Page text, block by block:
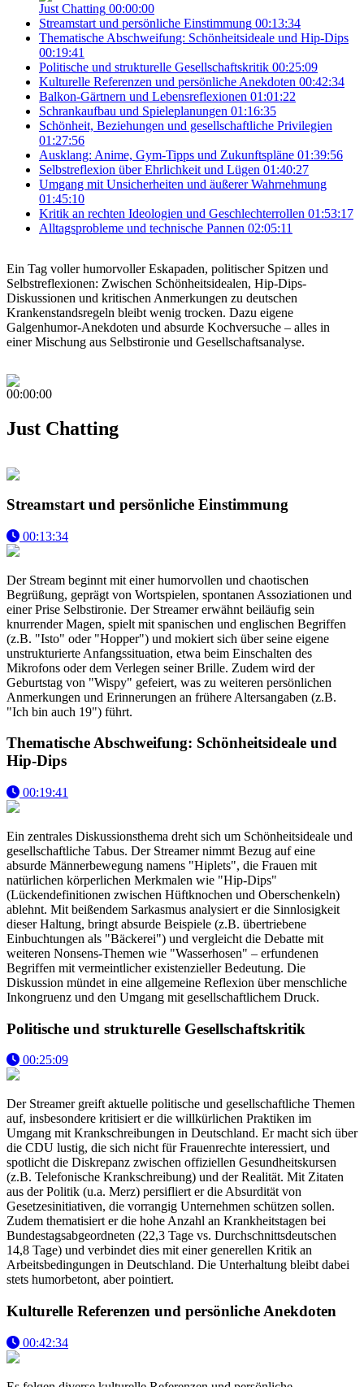
Just Chatting 00:00:00
Streamstart und persönliche Einstimmung 00:13:34
Thematische Abschweifung: Schönheitsideale und Hip-Dips
00:19:41
Politische und strukturelle Gesellschaftskritik 00:25:09
Kulturelle Referenzen und persönliche Anekdoten 00:42:34
Balkon-Gärtnern und Lebensreflexionen 01:01:22
Schrankaufbau und Spieleplanungen 01:16:35
Schönheit, Beziehungen und gesellschaftliche Privilegien
01:27:56
Ausklang: Anime, Gym-Tipps und Zukunftspläne 01:39:56
Selbstreflexion über Ehrlichkeit und Lügen 01:40:27
Umgang mit Unsicherheiten und äußerer Wahrnehmung
01:45:10
Kritik an rechten Ideologien und Geschlechterrollen 01:53:17
Alltagsprobleme und technische Pannen 02:05:11
Ein Tag voller humorvoller Eskapaden, politischer Spitzen und
Selbstreflexionen: Zwischen Schönheitsidealen, Hip-Dips-
Diskussionen und kritischen Anmerkungen zu deutschen
Krankenstandsregeln bleibt wenig trocken. Dazu eigene
Galgenhumor-Anekdoten und absurde Kochversuche – alles in
einer Mischung aus Selbstironie und Gesellschaftsanalyse.
00:00:00
Just Chatting
Streamstart und persönliche Einstimmung
00:13:34
Der Stream beginnt mit einer humorvollen und chaotischen
Begrüßung, geprägt von Wortspielen, spontanen Assoziationen und
einer Prise Selbstironie. Der Streamer erwähnt beiläufig sein
knurrender Magen, spielt mit spanischen und englischen Begriffen
(z.B. "Isto" oder "Hopper") und mokiert sich über seine eigene
unstrukturierte Anfangssituation, etwa beim Einschalten des
Mikrofons oder dem Verlegen seiner Brille. Zudem wird der
Geburtstag von "Wispy" gefeiert, was zu weiteren persönlichen
Anmerkungen und Erinnerungen an frühere Altersangaben (z.B.
"Ich bin auch 19") führt.
Thematische Abschweifung: Schönheitsideale und
Hip-Dips
00:19:41
Ein zentrales Diskussionsthema dreht sich um Schönheitsideale und
gesellschaftliche Tabus. Der Streamer nimmt Bezug auf eine
absurde Männerbewegung namens "Hiplets", die Frauen mit
natürlichen körperlichen Merkmalen wie "Hip-Dips"
(Lückendefinitionen zwischen Hüftknochen und Oberschenkeln)
ablehnt. Mit beißendem Sarkasmus analysiert er die Sinnlosigkeit
dieser Haltung, bringt absurde Beispiele (z.B. übertriebene
Einbuchtungen als "Bäckerei") und vergleicht die Debatte mit
weiteren Nonsens-Themen wie "Wasserhosen" – erfundenen
Begriffen mit vermeintlicher existenzieller Bedeutung. Die
Diskussion mündet in eine allgemeine Reflexion über menschliche
Inkongruenz und den Umgang mit gesellschaftlichem Druck.
Politische und strukturelle Gesellschaftskritik
00:25:09
Der Streamer greift aktuelle politische und gesellschaftliche Themen
auf, insbesondere kritisiert er die willkürlichen Praktiken im
Umgang mit Krankschreibungen in Deutschland. Er macht sich über
die CDU lustig, die sich nicht für Frauenrechte interessiert, und
spotlicht die Diskrepanz zwischen offiziellen Gesundheitskursen
(z.B. Telefonische Krankschreibung) und der Realität. Mit Zitaten
aus der Politik (u.a. Merz) persifliert er die Absurdität von
Gesetzesinitiativen, die vorrangig Unternehmen schützen sollen.
Zudem thematisiert er die hohe Anzahl an Krankheitstagen bei
Bundestagsabgeordneten (22,3 Tage vs. Durchschnittsdeutschen
14,8 Tage) und verbindet dies mit einer generellen Kritik an
Arbeitsbedingungen in Deutschland. Die Unterhaltung bleibt dabei
stets humorbetont, aber pointiert.
Kulturelle Referenzen und persönliche Anekdoten
00:42:34